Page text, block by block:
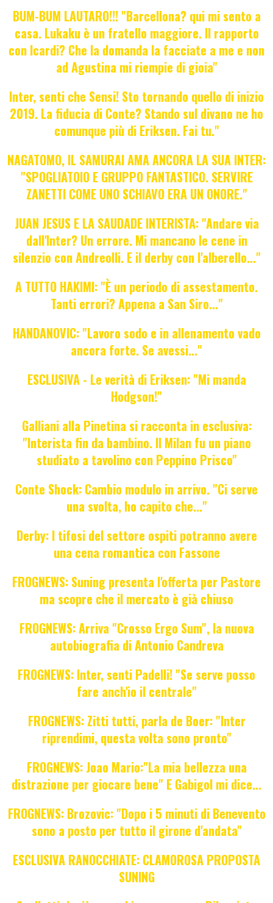
BUM-BUM LAUTARO!!! "Barcellona? qui mi sento a
casa. Lukaku è un fratello maggiore. Il rapporto
con Icardi? Che la domanda la facciate a me e non
ad Agustina mi riempie di gioia"
Inter, senti che Sensi! Sto tornando quello di inizio
2019. La fiducia di Conte? Stando sul divano ne ho
comunque più di Eriksen. Fai tu."
NAGATOMO, IL SAMURAI AMA ANCORA LA SUA INTER:
"SPOGLIATOIO E GRUPPO FANTASTICO. SERVIRE
ZANETTI COME UNO SCHIAVO ERA UN ONORE."
JUAN JESUS E LA SAUDADE INTERISTA: "Andare via
dall'Inter? Un errore. Mi mancano le cene in
silenzio con Andreolli. E il derby con l'alberello..."
A TUTTO HAKIMI: "È un periodo di assestamento.
Tanti errori? Appena a San Siro..."
HANDANOVIC: "Lavoro sodo e in allenamento vado
ancora forte. Se avessi..."
ESCLUSIVA - Le verità di Eriksen: "Mi manda
Hodgson!"
Galliani alla Pinetina si racconta in esclusiva:
"Interista fin da bambino. Il Milan fu un piano
studiato a tavolino con Peppino Prisco"
Conte Shock: Cambio modulo in arrivo. "Ci serve
una svolta, ho capito che..."
Derby: I tifosi del settore ospiti potranno avere
una cena romantica con Fassone
FROGNEWS: Suning presenta l'offerta per Pastore
ma scopre che il mercato è già chiuso
FROGNEWS: Arriva "Crosso Ergo Sum", la nuova
autobiografia di Antonio Candreva
FROGNEWS: Inter, senti Padelli! "Se serve posso
fare anch'io il centrale"
FROGNEWS: Zitti tutti, parla de Boer: "Inter
riprendimi, questa volta sono pronto"
FROGNEWS: Joao Mario:"La mia bellezza una
distrazione per giocare bene" E Gabigol mi dice...
FROGNEWS: Brozovic: "Dopo i 5 minuti di Benevento
sono a posto per tutto il girone d'andata"
ESCLUSIVA RANOCCHIATE: CLAMOROSA PROPOSTA
SUNING